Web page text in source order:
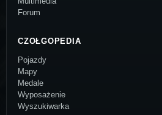
Forum
CZOŁGOPEDIA
Pojazdy
Mapy
Medale
Wyposażenie
Wyszukiwarka